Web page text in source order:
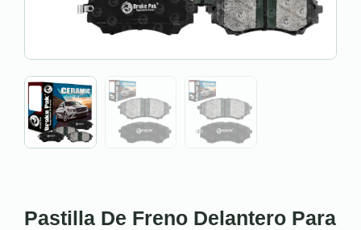
Pastilla De Freno Delantero Para